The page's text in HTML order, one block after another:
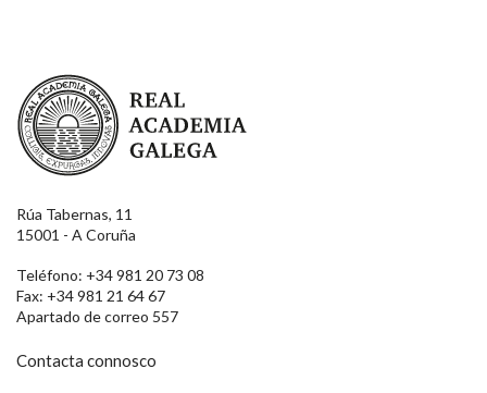
Real Academia Galega
Rúa Tabernas, 11
15001 - A Coruña
Teléfono: +34 981 20 73 08
Fax: +34 981 21 64 67
Apartado de correo 557
Contacta connosco